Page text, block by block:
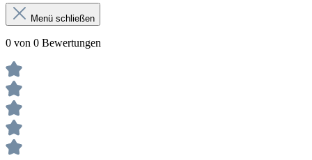
Menü schließen
0 von 0 Bewertungen